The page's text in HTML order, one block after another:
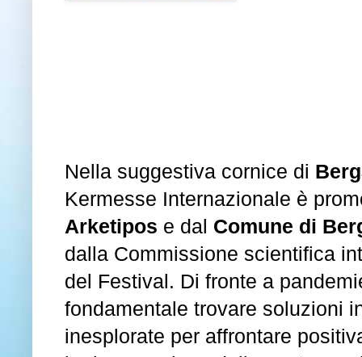
Nella suggestiva cornice di
Kermesse Internazionale è
Arketipos e dal Comune di
dalla Commissione scientifica
del Festival. Di fronte a
fondamentale trovare soluzioni
inesplorate per affrontare